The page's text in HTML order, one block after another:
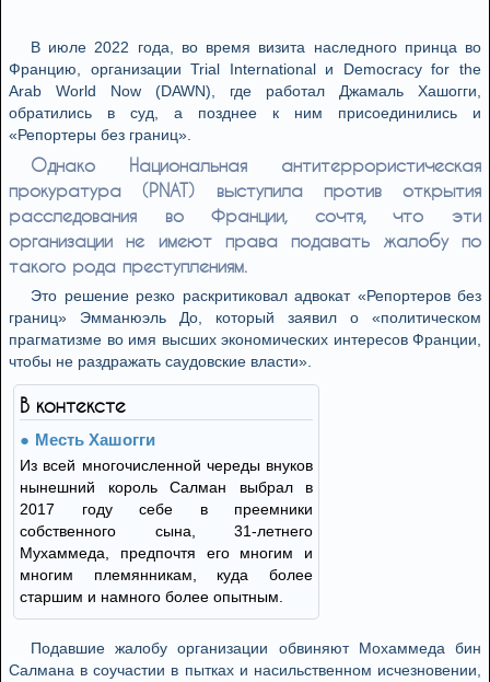
В июле 2022 года, во время визита наследного принца во
Францию, организации Trial International и Democracy for the
Arab World Now (DAWN), где работал Джамаль Хашогги,
обратились в суд, а позднее к ним присоединились и
«Репортеры без границ».
Однако Национальная антитеррористическая
прокуратура (PNAT) выступила против открытия
расследования во Франции, сочтя, что эти
организации не имеют права подавать жалобу по
такого рода преступлениям.
Это решение резко раскритиковал адвокат «Репортеров без
границ» Эмманюэль До, который заявил о «политическом
прагматизме во имя высших экономических интересов Франции,
чтобы не раздражать саудовские власти».
В контексте
Месть Хашогги
Из всей многочисленной череды внуков
нынешний король Салман выбрал в
2017 году себе в преемники
собственного сына, 31-летнего
Мухаммеда, предпочтя его многим и
многим племянникам, куда более
старшим и намного более опытным.
Подавшие жалобу организации обвиняют Мохаммеда бин
Салмана в соучастии в пытках и насильственном исчезновении,